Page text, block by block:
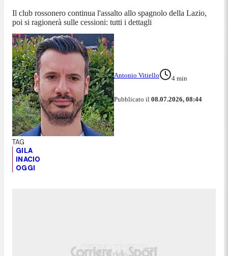
Il club rossonero continua l'assalto allo spagnolo della Lazio,
poi si ragionerà sulle cessioni: tutti i dettagli
Antonio Vitiello 4 min
Pubblicato il 08.07.2026, 08:44
GILA
INACIO
OGGI